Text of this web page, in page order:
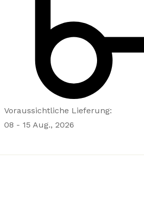
Voraussichtliche Lieferung:
08 - 15 Aug., 2026